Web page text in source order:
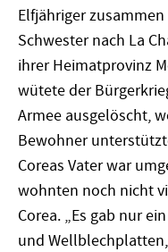
Elfjähriger
Schwester nach La
ihrer Heimatprovinz
wütete der
Armee ausgelöscht,
Bewohner
Coreas Vater war
wohnten noch nicht
Corea. „Es gab nur
und